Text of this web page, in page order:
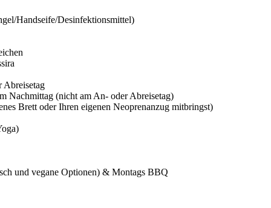
Handseife/Desinfektionsmittel)
Abreisetag
Nachmittag (nicht am An- oder Abreisetag)
Brett oder Ihren eigenen Neoprenanzug mitbringst)
und vegane Optionen) & Montags BBQ